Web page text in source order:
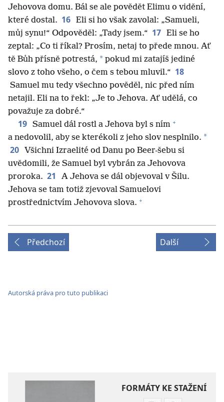
Jehovova domu. Bál se ale povědět Elimu o vidění,
které dostal. 16 Eli si ho však zavolal: „Samueli,
můj synu!“ Odpověděl: „Tady jsem.“ 17 Eli se ho
zeptal: „Co ti říkal? Prosím, netaj to přede mnou. Ať
tě Bůh přísně potrestá, * pokud mi zatajíš jediné
slovo z toho všeho, o čem s tebou mluvil.“ 18
Samuel mu tedy všechno pověděl, nic před ním
netajil. Eli na to řekl: „Je to Jehova. Ať udělá, co
považuje za dobré.“
19 Samuel dál rostl a Jehova byl s ním +
a nedovolil, aby se kterékoli z jeho slov nesplnilo. *
20
Všichni Izraelité od Danu po Beer-šebu si
uvědomili, že Samuel byl vybrán za Jehovova
proroka. 21
A Jehova se dál objevoval v Šilu.
Jehova se tam totiž zjevoval Samuelovi
prostřednictvím Jehovova slova. +
Předchozí Další
Autorská práva pro tuto publikaci
FORMÁTY KE STAŽENÍ